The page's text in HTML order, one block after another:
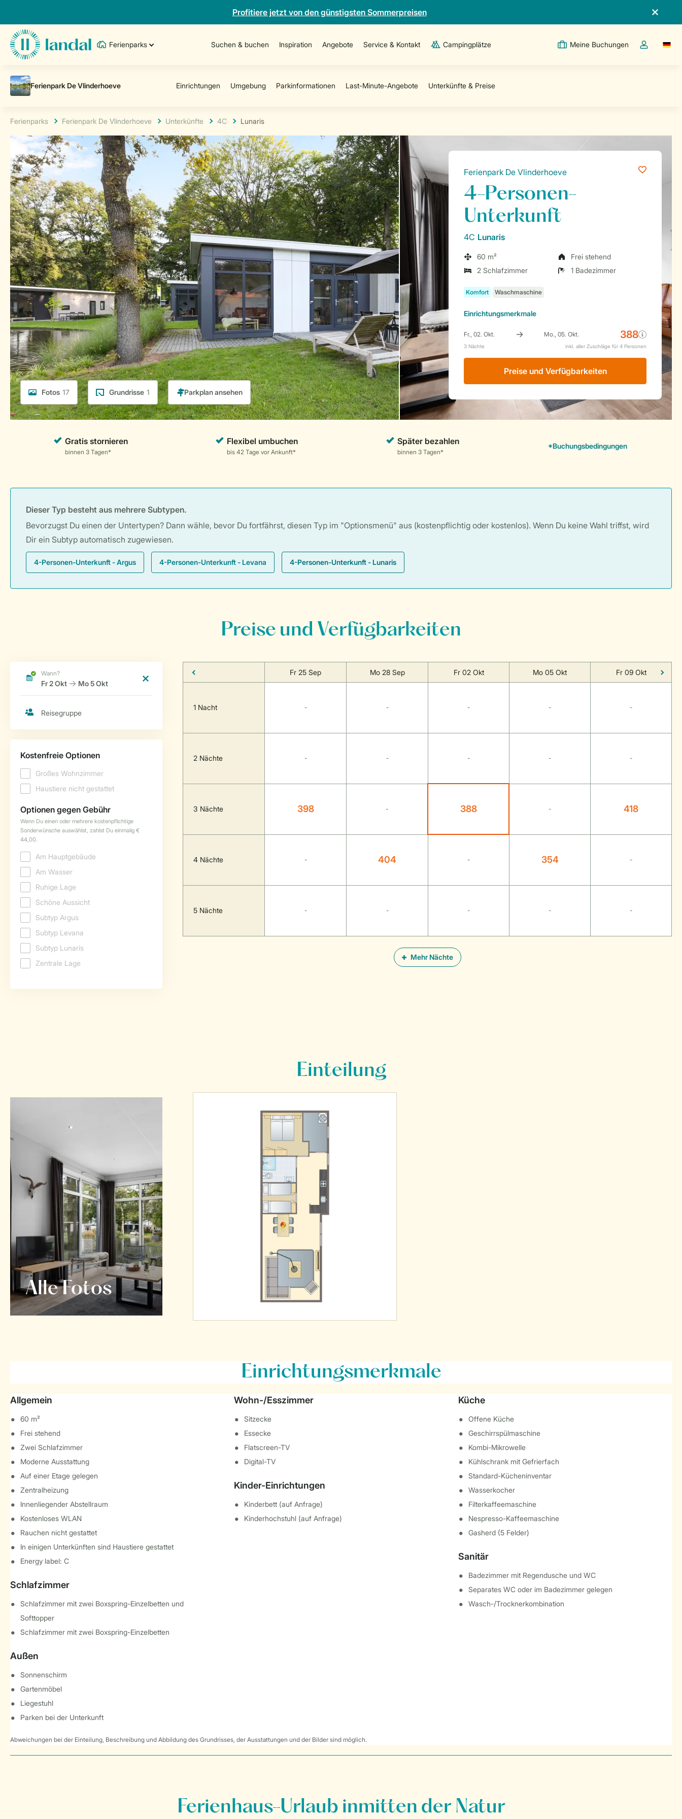
Profitiere jetzt von den günstigsten Sommerpreisen
Ferienparks Suchen & buchen Inspiration Angebote Service & Kontakt Campingplätze Meine Buchungen
Dropdown-
Ferienparks Ferienpark De Vlinderhoeve Unterkünfte 4C Lunaris
Fotos 17 Grundrisse 1
Ferienpark De Vlinderhoeve
4-Personen-
Unterkunft
4C Lunaris
60 m²
Frei stehend
2 Schlafzimmer
1 Badezimmer
Einrichtungsmerkmale
Preise und Verfügbarkeiten
Dieser Typ besteht aus mehrere Subtypen.
Bevorzugst Du einen der Untertypen? Dann wähle, bevor Du fortfährst, diesen Typ im "Optionsmenü" aus (kostenpflichtig oder kostenlos). Wenn Du keine Wahl triffst, wird
Dir ein Subtyp automatisch zugewiesen.
4-Personen-Unterkunft - Argus 4-Personen-Unterkunft - Levana 4-Personen-Unterkunft - Lunaris
Preise und Verfügbarkeiten
Mehr Nächte
Fr 25 Sep Mo 28 Sep Fr 02 Okt Mo 05 Okt Fr 09 Okt
1 Nacht - - - - -
2 Nächte - - - - -
3 Nächte 398 - 388 - 418
4 Nächte - 404 - 354 -
5 Nächte - - - - -
Einteilung
Alle Fotos
Einrichtungsmerkmale
Allgemein
60 m²
Frei stehend
Zwei Schlafzimmer
Moderne Ausstattung
Auf einer Etage gelegen
Zentralheizung
Innenliegender Abstellraum
Kostenloses WLAN
Rauchen nicht gestattet
In einigen Unterkünften sind Haustiere gestattet
Energy label: C
Schlafzimmer
Schlafzimmer mit zwei Boxspring-Einzelbetten und
Softtopper
Schlafzimmer mit zwei Boxspring-Einzelbetten
Außen
Sonnenschirm
Gartenmöbel
Liegestuhl
Parken bei der Unterkunft
Wohn-/Esszimmer
Sitzecke
Essecke
Flatscreen-TV
Digital-TV
Kinder-Einrichtungen
Kinderbett (auf Anfrage)
Kinderhochstuhl (auf Anfrage)
Küche
Offene Küche
Geschirrspülmaschine
Kombi-Mikrowelle
Kühlschrank mit Gefrierfach
Standard-Kücheninventar
Wasserkocher
Filterkaffeemaschine
Nespresso-Kaffeemaschine
Gasherd (5 Felder)
Sanitär
Badezimmer mit Regendusche und WC
Separates WC oder im Badezimmer gelegen
Wasch-/Trocknerkombination
Abweichungen bei der Einteilung, Beschreibung und Abbildung des Grundrisses, der Ausstattungen und der Bilder sind möglich.
Ferienhaus-Urlaub inmitten der Natur